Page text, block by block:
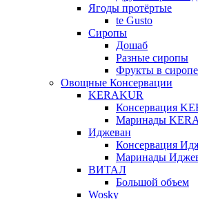
Ягоды протёртые
te Gusto
Сиропы
Дошаб
Разные сиропы
Фрукты в сиропе
Овощные Консервации
KERAKUR
Консервация
Маринады
Иджеван
Консервация
Маринады
ВИТАЛ
Большой объем
Wosky